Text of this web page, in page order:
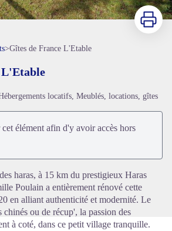
Voir l'image en plein écran
Imprimer
>Gîtes de France L'Etable
L'Etable
locatifs, Meublés, locations, gîtes
élément afin d'y avoir accès hors
haras, à 15 km du prestigieux Haras
Poulain a entièrement rénové cette
en alliant authenticité et modernité. Le
chinés ou de récup', la passion des
à coté, dans ce petit village tranquille.